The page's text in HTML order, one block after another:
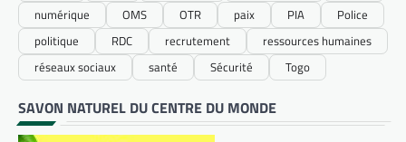
numérique
OMS OTR paix PIA
Police
politique
RDC recrutement
ressources humaines
réseaux sociaux
santé Sécurité Togo
SAVON NATUREL DU CENTRE DU MONDE